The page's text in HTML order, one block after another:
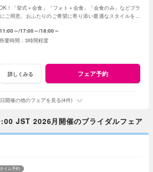
！「挙式＋会食」「フォト＋会食」「会食のみ」などプラ
ご用意。おふたりのご希望に寄り添い最適なスタイルをご
11:00～ 17:00～ 18:00～
3時間程度
詳しくみる フェア予約
開催の他のフェアを見る(4件)
JST 2026月開催のブライダルフェア
イム予約